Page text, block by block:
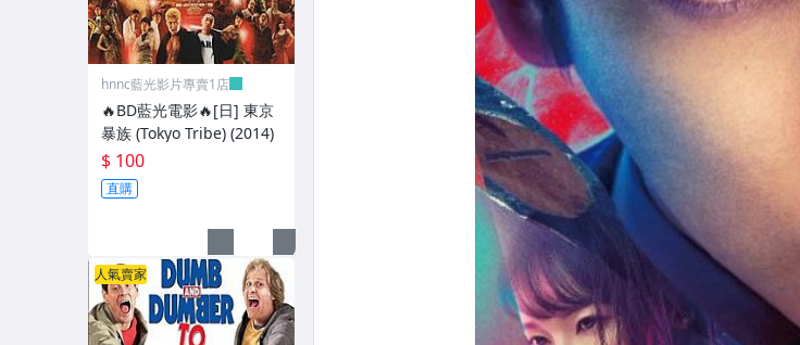
hnnc藍光影片專賣1店
🔥BD藍光電影🔥[日] 東京
暴族 (Tokyo Tribe) (2014)
$ 100
直購
人氣賣家